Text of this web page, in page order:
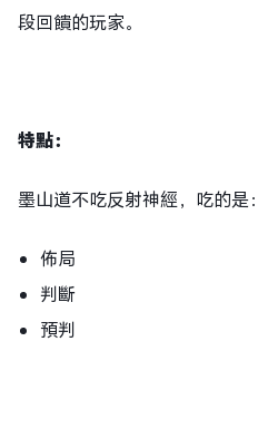
段回饋的玩家。
特點：
墨山道不吃反射神經，吃的是：
佈局
判斷
預判